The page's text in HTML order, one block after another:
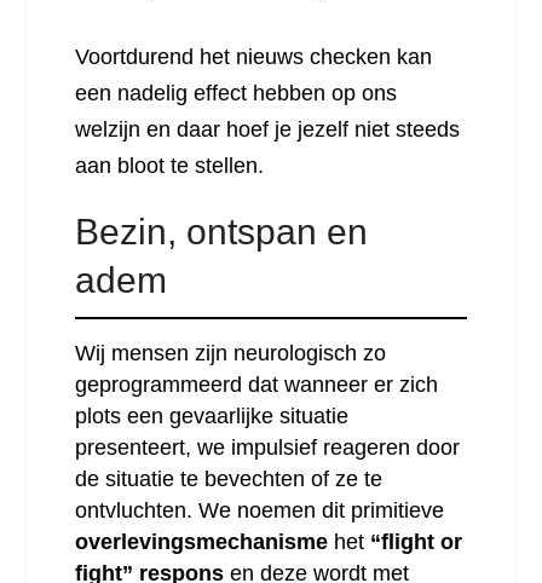
Voortdurend het nieuws checken kan
een nadelig effect hebben op ons
welzijn en daar hoef je jezelf niet steeds
aan bloot te stellen.
Bezin, ontspan en
adem
Wij mensen zijn neurologisch zo
geprogrammeerd dat wanneer er zich
plots een gevaarlijke situatie
presenteert, we impulsief reageren door
de situatie te bevechten of ze te
ontvluchten. We noemen dit primitieve
overlevingsmechanisme het “flight or
fight” respons en deze wordt met